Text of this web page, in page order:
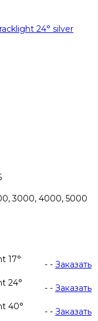
3000, 4000, 5000
17°
- - Заказать
24°
- - Заказать
40°
- - Заказать